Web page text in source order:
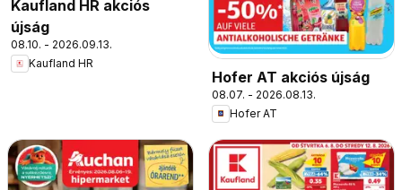
Kaufland HR akciós
újság
08.10. - 2026.09.13.
Kaufland HR
Hofer AT akciós újság
08.07. - 2026.08.13.
Hofer AT